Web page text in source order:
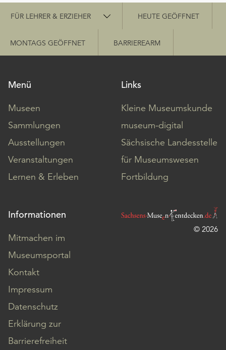
Schnellzugriff
FÜR LEHRER & ERZIEHER HEUTE GEÖFFNET
MONTAGS GEÖFFNET BARRIEREARM
Menü
Museen
Sammlungen
Ausstellungen
Veranstaltungen
Lernen & Erleben
Links
Kleine Museumskunde
museum-digital
Sächsische Landesstelle
für Museumswesen
Fortbildung
Informationen
Mitmachen im
Museumsportal
Kontakt
Impressum
Datenschutz
Erklärung zur
Barrierefreiheit
© 2026